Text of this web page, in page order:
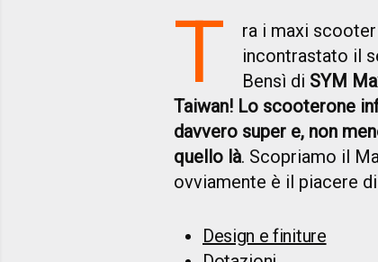
T
ra i maxi scooter
incontrastato il
Bensì di SYM
Taiwan! Lo scooterone
davvero super e, non
quello là. Scopriamo il
ovviamente è il piacere
Design e finiture